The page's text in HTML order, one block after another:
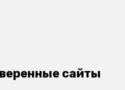
сайты